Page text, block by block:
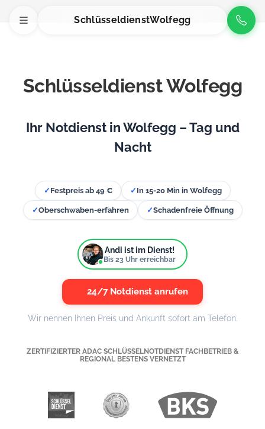
SchlüsseldienstWolfegg
Schlüsseldienst Wolfegg
Ihr Notdienst in Wolfegg – Tag und
Nacht
✓ Festpreis ab 49 € ✓ In 15-20 Min in Wolfegg
✓Oberschwaben-erfahren ✓Schadenfreie Öffnung
Andi ist im Dienst!
Bis 23 Uhr erreichbar
24/7 Notdienst anrufen
Wir nennen Ihnen Preis und Ankunft sofort am Telefon.
ZERTIFIZIERTER ADAC SCHLÜSSELNOTDIENST FACHBETRIEB &
REGIONAL BESTENS VERNETZT